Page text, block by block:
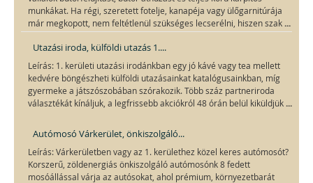
munkákat. Ha régi, szeretett fotelje, kanapéja vagy ülőgarnitúrája
már megkopott, nem feltétlenül szükséges lecserélni, hiszen szak ...
Utazási iroda, külföldi utazás 1....
Leírás: 1. kerületi utazási irodánkban egy jó kávé vagy tea mellett
kedvére böngészheti külföldi utazásainkat katalógusainkban, míg
gyermeke a játszószobában szórakozik. Több száz partneriroda
választékát kínáljuk, a legfrissebb akciókról 48 órán belül kiküldjük ...
Autómosó Várkerület, önkiszolgáló...
Leírás: Várkerületben vagy az 1. kerülethez közel keres autómosót?
Korszerű, zöldenergiás önkiszolgáló autómosónk 8 fedett
mosóállással várja az autósokat, ahol prémium, környezetbarát